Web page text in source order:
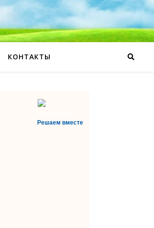
КОНТАКТЫ
Решаем вместе